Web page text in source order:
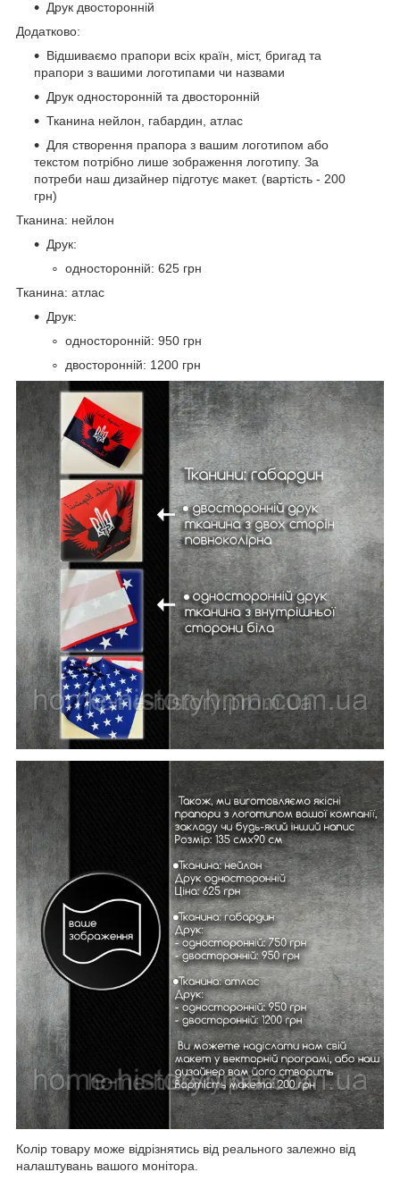
Друк двосторонній
Додатково:
Відшиваємо прапори всіх країн, міст, бригад та
прапори з вашими логотипами чи назвами
Друк односторонній та двосторонній
Тканина нейлон, габардин, атлас
Для створення прапора з вашим логотипом або
текстом потрібно лише зображення логотипу. За
потреби наш дизайнер підготує макет. (вартість - 200
грн)
Тканина: нейлон
Друк:
односторонній: 625 грн
Тканина: атлас
Друк:
односторонній: 950 грн
двосторонній: 1200 грн
Колір товару може відрізнятись від реального залежно від
налаштувань вашого монітора.